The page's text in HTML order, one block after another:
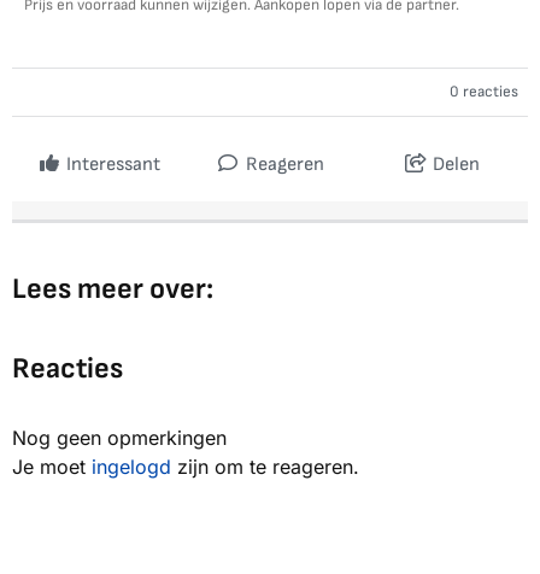
Prijs en voorraad kunnen wijzigen. Aankopen lopen via de partner.
0 reacties
Interessant Reageren Delen
Lees meer over:
Reacties
Nog geen opmerkingen
Je moet ingelogd zijn om te reageren.